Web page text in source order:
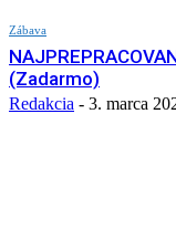
Zábava
(Zadarmo)
Redakcia - 3. marca